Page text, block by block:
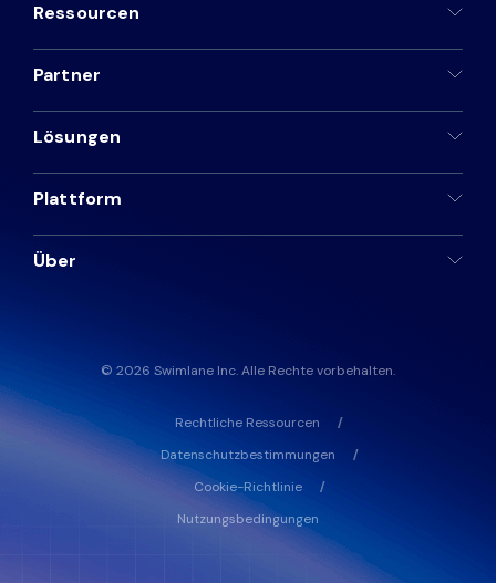
© 2026 Swimlane Inc. Alle Rechte vorbehalten.
Rechtliche Ressourcen
Datenschutzbestimmungen
Cookie-Richtlinie
Nutzungsbedingungen
Ressourcen
Partner
Lösungen
Plattform
Über